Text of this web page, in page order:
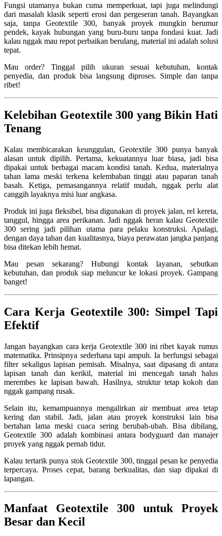
Fungsi utamanya bukan cuma memperkuat, tapi juga melindungi
dari masalah klasik seperti erosi dan pergeseran tanah. Bayangkan
saja, tanpa Geotextile 300, banyak proyek mungkin berumur
pendek, kayak hubungan yang buru-buru tanpa fondasi kuat. Jadi
kalau nggak mau repot perbaikan berulang, material ini adalah solusi
tepat.
Mau order? Tinggal pilih ukuran sesuai kebutuhan, kontak
penyedia, dan produk bisa langsung diproses. Simple dan tanpa
ribet!
Kelebihan Geotextile 300 yang Bikin Hati
Tenang
Kalau membicarakan keunggulan, Geotextile 300 punya banyak
alasan untuk dipilih. Pertama, kekuatannya luar biasa, jadi bisa
dipakai untuk berbagai macam kondisi tanah. Kedua, materialnya
tahan lama meski terkena kelembaban tinggi atau paparan tanah
basah. Ketiga, pemasangannya relatif mudah, nggak perlu alat
canggih layaknya misi luar angkasa.
Produk ini juga fleksibel, bisa digunakan di proyek jalan, rel kereta,
tanggul, hingga area perikanan. Jadi nggak heran kalau Geotextile
300 sering jadi pilihan utama para pelaku konstruksi. Apalagi,
dengan daya tahan dan kualitasnya, biaya perawatan jangka panjang
bisa ditekan lebih hemat.
Mau pesan sekarang? Hubungi kontak layanan, sebutkan
kebutuhan, dan produk siap meluncur ke lokasi proyek. Gampang
banget!
Cara Kerja Geotextile 300: Simpel Tapi
Efektif
Jangan bayangkan cara kerja Geotextile 300 ini ribet kayak rumus
matematika. Prinsipnya sederhana tapi ampuh. Ia berfungsi sebagai
filter sekaligus lapisan pemisah. Misalnya, saat dipasang di antara
lapisan tanah dan kerikil, material ini mencegah tanah halus
merembes ke lapisan bawah. Hasilnya, struktur tetap kokoh dan
nggak gampang rusak.
Selain itu, kemampuannya mengalirkan air membuat area tetap
kering dan stabil. Jadi, jalan atau proyek konstruksi lain bisa
bertahan lama meski cuaca sering berubah-ubah. Bisa dibilang,
Geotextile 300 adalah kombinasi antara bodyguard dan manajer
proyek yang nggak pernah tidur.
Kalau tertarik punya stok Geotextile 300, tinggal pesan ke penyedia
terpercaya. Proses cepat, barang berkualitas, dan siap dipakai di
lapangan.
Manfaat Geotextile 300 untuk Proyek
Besar dan Kecil